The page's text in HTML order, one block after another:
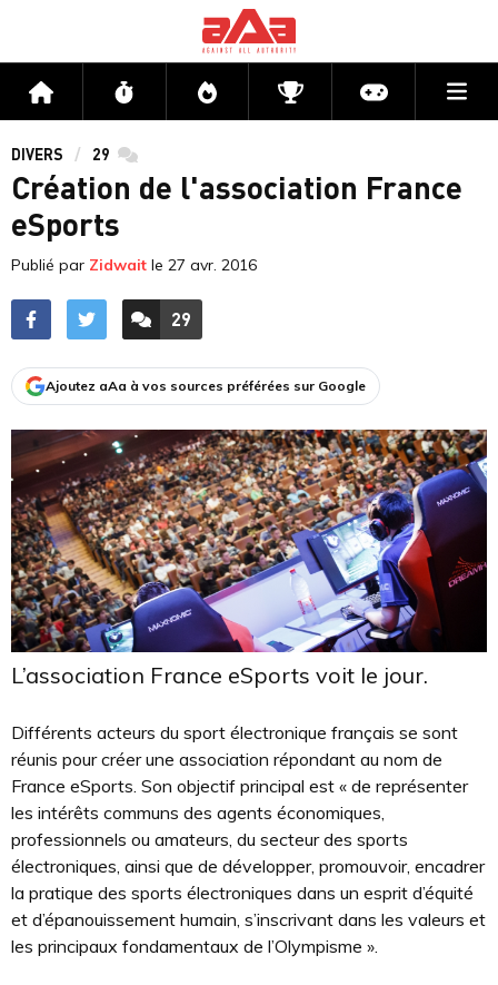
Accueil Flux Directs CompétitionsActu jeux
DIVERS 29 commentaires
Création de l'association France
eSports
Publié par Zidwait le 27 avr. 2016
ACCÉDER AUX
29
COMMENTAIRES
Ajoutez aAa à vos sources préférées sur Google
L’association France eSports voit le jour.
Différents acteurs du sport électronique français se sont
réunis pour créer une association répondant au nom de
France eSports. Son objectif principal est « de représenter
les intérêts communs des agents économiques,
professionnels ou amateurs, du secteur des sports
électroniques, ainsi que de développer, promouvoir, encadrer
la pratique des sports électroniques dans un esprit d’équité
et d’épanouissement humain, s’inscrivant dans les valeurs et
les principaux fondamentaux de l’Olympisme ».